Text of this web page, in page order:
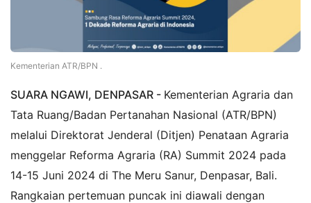
Kementerian ATR/BPN .
SUARA NGAWI, DENPASAR - Kementerian Agraria dan
Tata Ruang/Badan Pertanahan Nasional (ATR/BPN)
melalui Direktorat Jenderal (Ditjen) Penataan Agraria
menggelar Reforma Agraria (RA) Summit 2024 pada
14-15 Juni 2024 di The Meru Sanur, Denpasar, Bali.
Rangkaian pertemuan puncak ini diawali dengan